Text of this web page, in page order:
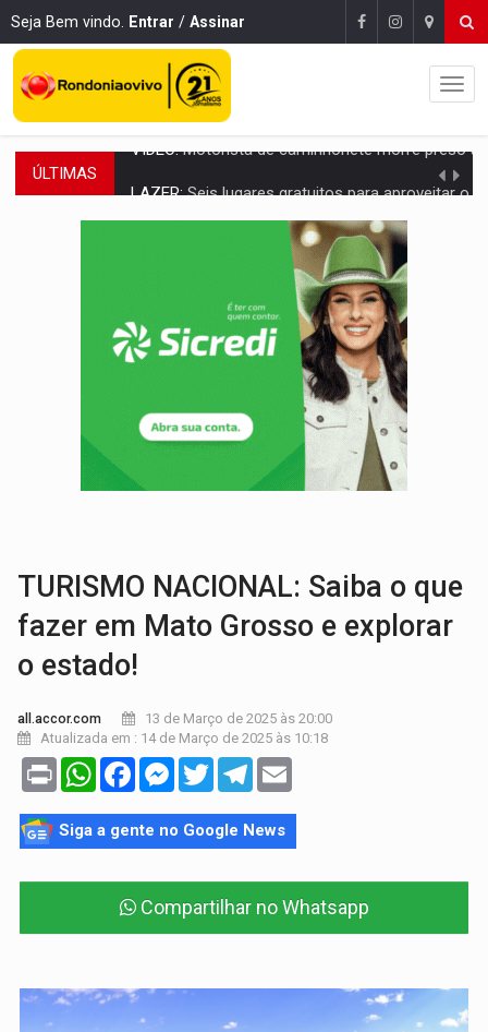
Seja Bem vindo. Entrar / Assinar
ÚLTIMAS Seis lugares gratuitos para aproveitar o fim de semana
VÍDEO:FTICCO e Força Tática prendem membro do CV com arma e drogas
Prefeitura fortalece parceria com a APAE para ampliar ações
Exército testa inovações no combate a drones durante
TEMAS SOCIOAMBIENTAIS:Em Itapuã do Oeste, CINEMAZÔNIA leva cinema
Interior de Rondônia terá sábado (8) de calor
INFRAESTRUTURA: Após quase 30 anos de espera, asfalto chega ao
A ILHA: Coreografia de Rondônia estreia na programação do Festival de
TURISMO NACIONAL: Saiba o que
fazer em Mato Grosso e explorar
o estado!
all.accor.com
13 de Março de 2025 às 20:00
Atualizada em : 14 de Março de 2025 às 10:18
Print WhatsAppFacebookMessenger
TwitterTelegram
Siga a gente no Google News
Compartilhar no Whatsapp